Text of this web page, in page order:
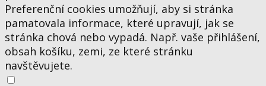
Preferenční cookies umožňují, aby si stránka
pamatovala informace, které upravují, jak se
stránka chová nebo vypadá. Např. vaše přihlášení,
obsah košíku, zemi, ze které stránku
navštěvujete.